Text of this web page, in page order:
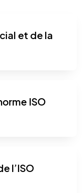
et de la
ISO
l’ISO